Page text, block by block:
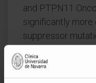
and PTPN11
significantly more
suppressor
Patients with